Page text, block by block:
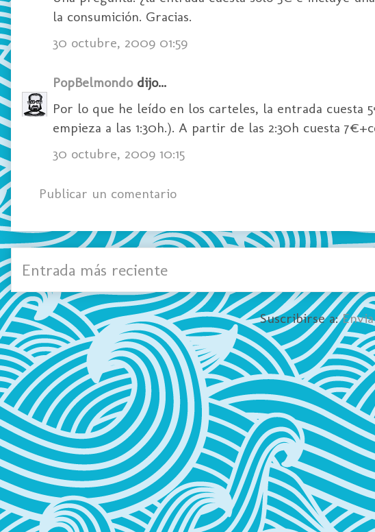
la consumición. Gracias.
30 octubre, 2009 01:59
PopBelmondodijo...
Por lo que he leído en los carteles, la entrada cuesta
empieza a las 1:30h.). A partir de las 2:30h cuesta
30 octubre, 2009 10:15
Publicar un comentario
Entrada más reciente
Suscribirse a: